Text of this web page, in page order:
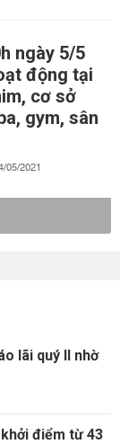
ngày 5/5
động tại
cơ sở
gym, sân
05/2021
lãi quý II nhờ
điểm từ 43